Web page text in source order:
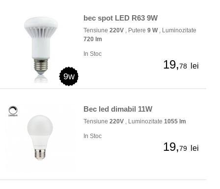
9w
bec spot LED R63 9W
Tensiune 220V , Putere 9 W, Luminozitate
720 lm
In Stoc
19,78 lei
Bec led dimabil 11W
Tensiune 220V , Luminozitate 1055 lm
In Stoc
19,79 lei